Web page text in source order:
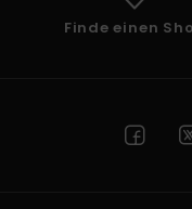
Finde einen